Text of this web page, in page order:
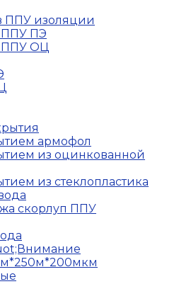
ППУ изоляции
ПЭ
ППУ ОЦ
армофол
из оцинкованной
из стеклопластика
скорлуп ППУ